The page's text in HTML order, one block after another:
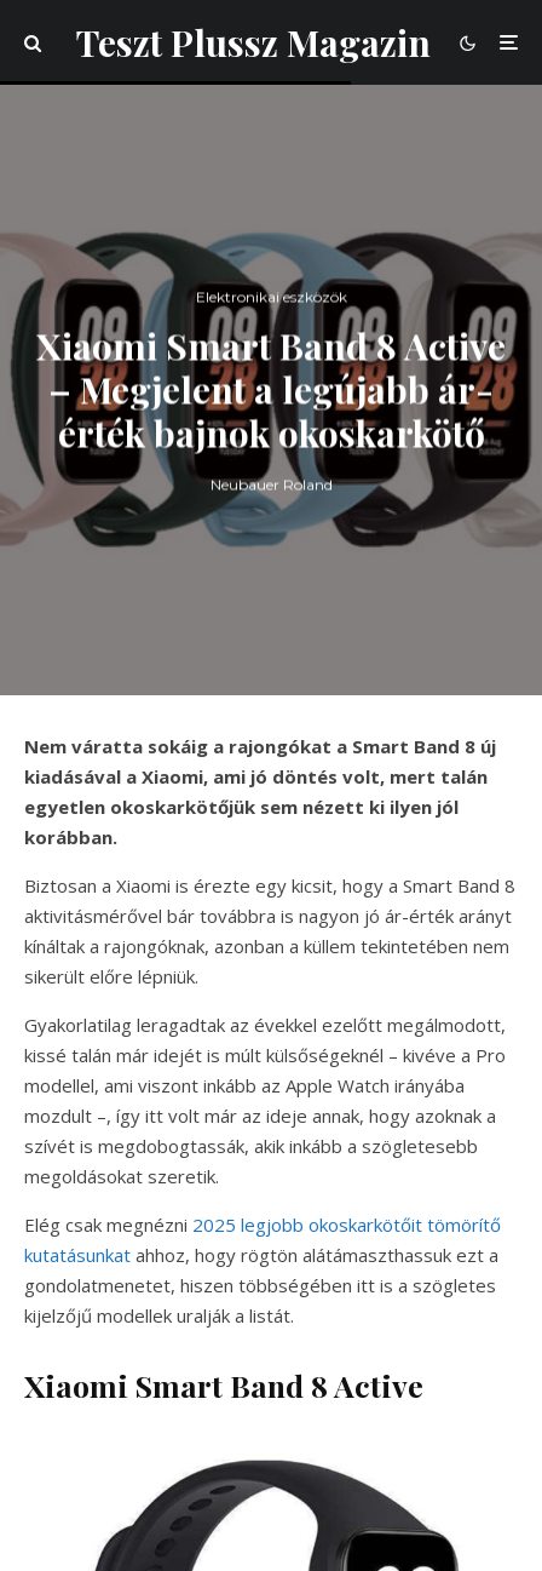
Teszt Plussz Magazin
Elektronikai eszközök
Xiaomi Smart Band 8 Active
– Megjelent a legújabb ár-
érték bajnok okoskarkötő
Neubauer Roland
Nem váratta sokáig a rajongókat a Smart Band 8 új
kiadásával a Xiaomi, ami jó döntés volt, mert talán
egyetlen okoskarkötőjük sem nézett ki ilyen jól
korábban.
Biztosan a Xiaomi is érezte egy kicsit, hogy a Smart Band 8
aktivitásmérővel bár továbbra is nagyon jó ár-érték arányt
kínáltak a rajongóknak, azonban a küllem tekintetében nem
sikerült előre lépniük.
Gyakorlatilag leragadtak az évekkel ezelőtt megálmodott,
kissé talán már idejét is múlt külsőségeknél – kivéve a Pro
modellel, ami viszont inkább az Apple Watch irányába
mozdult –, így itt volt már az ideje annak, hogy azoknak a
szívét is megdobogtassák, akik inkább a szögletesebb
megoldásokat szeretik.
Elég csak megnézni 2025 legjobb okoskarkötőit tömörítő
kutatásunkat ahhoz, hogy rögtön alátámaszthassuk ezt a
gondolatmenetet, hiszen többségében itt is a szögletes
kijelzőjű modellek uralják a listát.
Xiaomi Smart Band 8 Active